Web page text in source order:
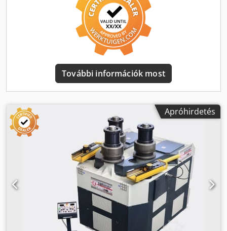
kijelzők (2 db) Lehetőségek: - Digitális kijelző STANDARD -
NC-egység 7 képernyő EURO 9.000, --
További információk most
Apróhirdetés